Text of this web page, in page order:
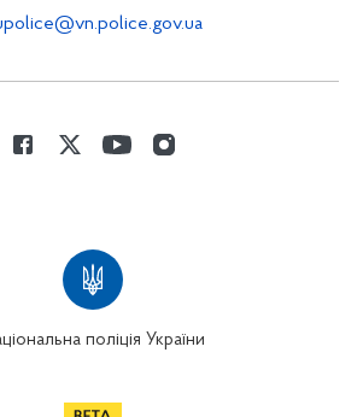
поліція України